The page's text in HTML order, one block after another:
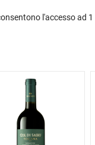
l'accesso ad 1